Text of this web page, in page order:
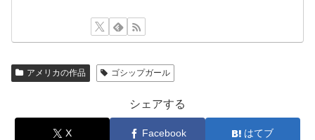
アメリカの作品 ゴシップガール
シェアする
X Facebook はてブ